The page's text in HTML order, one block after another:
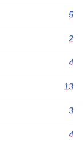
5
2
4
13
3
4